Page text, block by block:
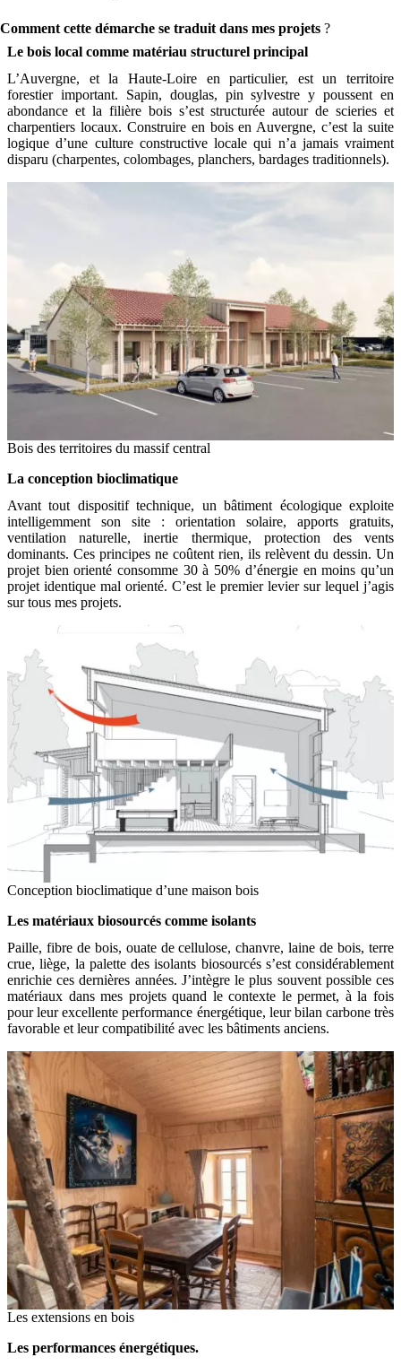
Comment cette démarche se traduit dans mes projets ?
Le bois local comme matériau structurel principal
L’Auvergne, et la Haute-Loire en particulier, est un territoire
forestier important. Sapin, douglas, pin sylvestre y poussent en
abondance et la filière bois s’est structurée autour de scieries et
charpentiers locaux. Construire en bois en Auvergne, c’est la suite
logique d’une culture constructive locale qui n’a jamais vraiment
disparu (charpentes, colombages, planchers, bardages traditionnels).
Bois des territoires du massif central
La conception bioclimatique
Avant tout dispositif technique, un bâtiment écologique exploite
intelligemment son site : orientation solaire, apports gratuits,
ventilation naturelle, inertie thermique, protection des vents
dominants. Ces principes ne coûtent rien, ils relèvent du dessin. Un
projet bien orienté consomme 30 à 50% d’énergie en moins qu’un
projet identique mal orienté. C’est le premier levier sur lequel j’agis
sur tous mes projets.
Conception bioclimatique d’une maison bois
Les matériaux biosourcés comme isolants
Paille, fibre de bois, ouate de cellulose,chanvre, laine de bois, terre
crue, liège, la palette des isolants biosourcés s’est considérablement
enrichie ces dernières années. J’intègre le plus souvent possible ces
matériaux dans mes projets quand le contexte le permet, à la fois
pour leur excellente performance énergétique, leur bilan carbone très
favorable et leur compatibilité avec les bâtiments anciens.
Les extensions en bois
Les performances énergétiques.